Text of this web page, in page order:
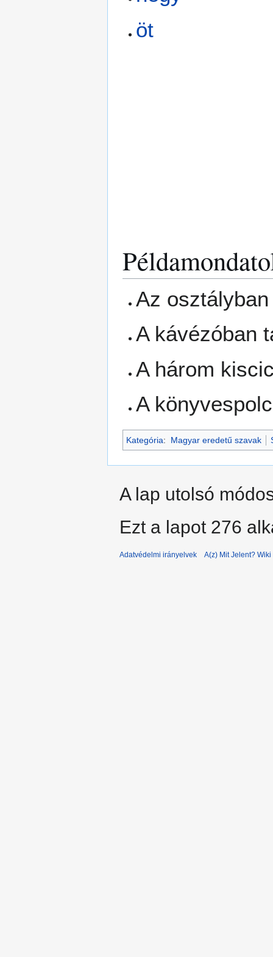
öt
Az
A kávézóban
A három
A
Kategória: Magyar eredetű szavak
A lap utolsó
Ezt a lapot 276
Adatvédelmi irányelvek A(z) Mit Jelent?